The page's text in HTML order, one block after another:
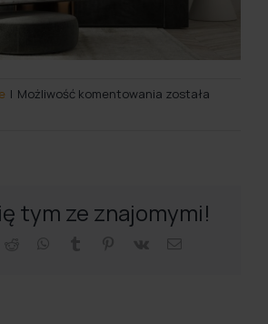
| Możliwość komentowania Dobieramy
salonie
została
tym ze znajomymi!